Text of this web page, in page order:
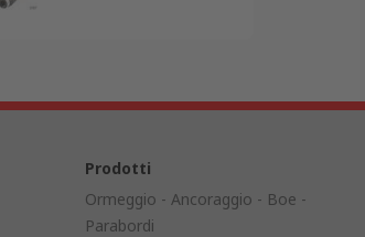
Prodotti
Ormeggio - Ancoraggio - Boe -
Parabordi